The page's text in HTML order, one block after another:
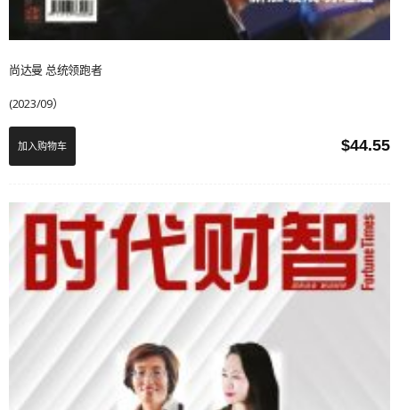
尚达曼 总统领跑者
(2023/09）
$44.55
加入购物车